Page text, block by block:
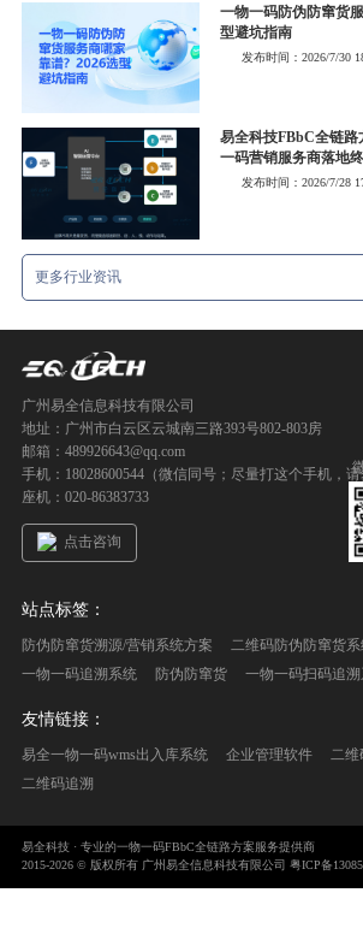
一物一码防伪防窜货
型避坑指南
发布时间：2026/7/30
易全科技FBbC全链
一码营销服务商落地
发布时间：2026/7/28
更多行业资讯
广州易全信息科技有限公司
地址：广州市白云区云城南三路393号802-803房
邮箱：489926643@qq.com
手机：18028600544（微信同号；尽量打这个手机，请
座机：020-86383733
点击咨询
站点标签：
防伪防窜货溯源/营销系统方案
二维码防伪防窜货系
一物一码追溯系统
防伪防窜货 一物一码扫码追
友情链接：
易全一物一码wms出入库系统 企业管理软件
二维
二维码追溯
易全科技 · 专业的一物一码FBbC全链路方案服务提供商
2015-2026 © 版权所有 广州易全信息科技有限公司 粤ICP备